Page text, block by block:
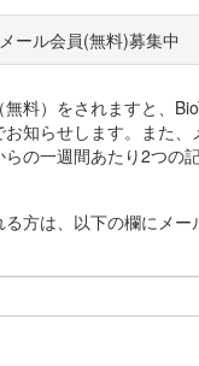
メール会員(無料)募集中
無料）をされますと、
知らせします。また、
の一週間あたり2つの
方は、以下の欄にメー